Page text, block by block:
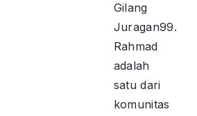
Gilang
Juragan99.
Rahmad
adalah
satu dari
komunitas